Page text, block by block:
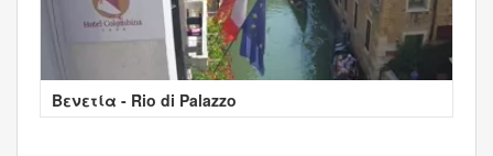
Βενετία - Rio di Palazzo